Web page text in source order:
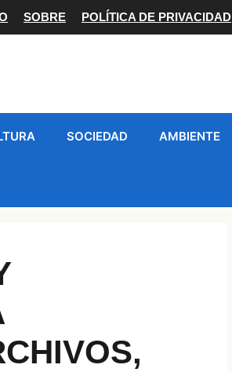
SOBRE POLÍTICA DE PRIVACIDAD
SOCIEDAD AMBIENTE